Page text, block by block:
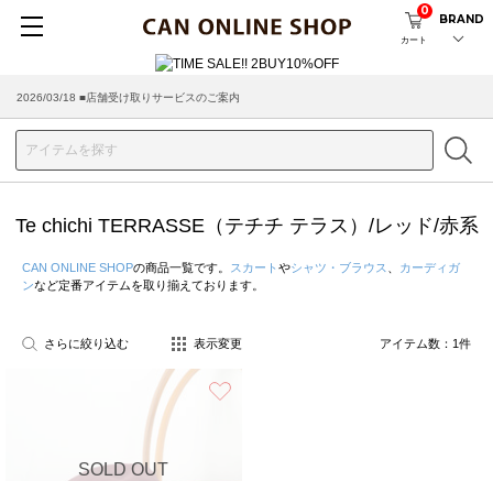
カート
0
BRAND
2026/03/18 ■店舗受け取りサービスのご案内
Te chichi TERRASSE（テチチ テラス）/レッド/赤系
CAN ONLINE SHOPの商品一覧です。 スカート やシャツ・ブラウス
カーディガ
ンなど定番アイテムを取り揃えております。
さらに絞り込む 表示変更 アイテム数： 1件
SOLD OUT